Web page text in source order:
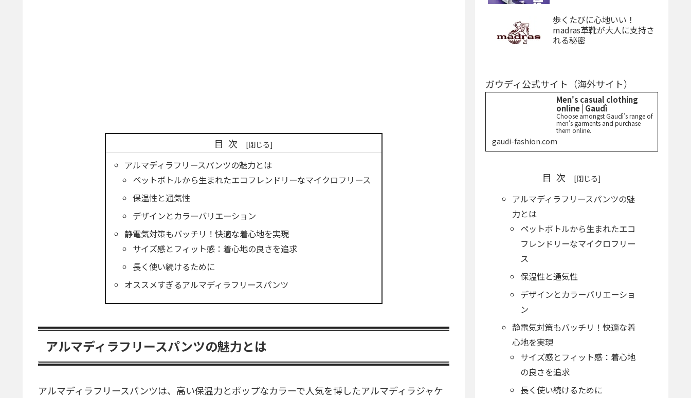
目次
アルマディラフリースパンツの魅力とは
ペットボトルから生まれたエコフレンドリーなマイクロフリース
保温性と通気性
デザインとカラーバリエーション
静電気対策もバッチリ！快適な着心地を実現
サイズ感とフィット感：着心地の良さを追求
長く使い続けるために
オススメすぎるアルマディラフリースパンツ
アルマディラフリースパンツの魅力とは
アルマディラフリースパンツは、高い保温力とポップなカラーで人気を博したアルマディラジャケ
歩くたびに心地いい！
madras革靴が大人に支持さ
れる秘密
ガウディ公式サイト（海外サイト）
Men's casual clothing
online | Gaudì
Choose amongst Gaudì’s range of
men's garments and purchase
them online.
gaudi-fashion.com
目次
アルマディラフリースパンツの魅
力とは
ペットボトルから生まれたエコ
フレンドリーなマイクロフリー
ス
保温性と通気性
デザインとカラーバリエーショ
ン
静電気対策もバッチリ！快適な着
心地を実現
サイズ感とフィット感：着心地
の良さを追求
長く使い続けるために